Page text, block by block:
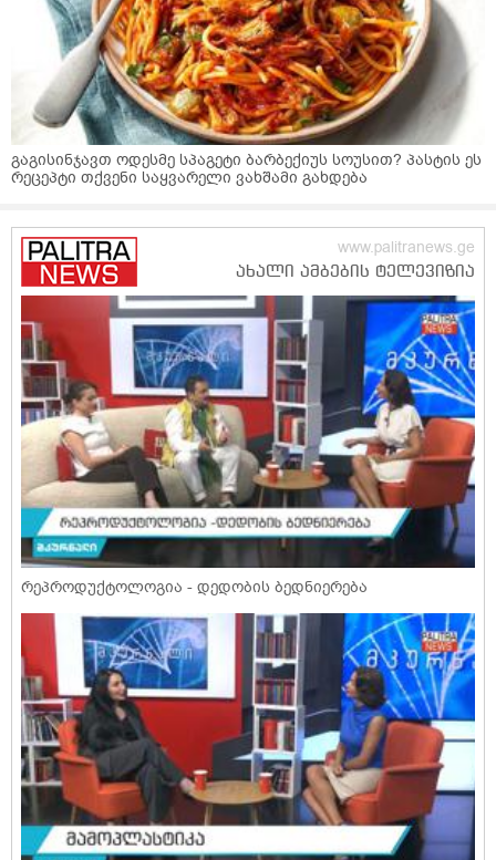
გაგისინჯავთ ოდესმე სპაგეტი ბარბექიუს სოუსით? პასტის ეს
რეცეპტი თქვენი საყვარელი ვახშამი გახდება
რეპროდუქტოლოგია - დედობის ბედნიერება